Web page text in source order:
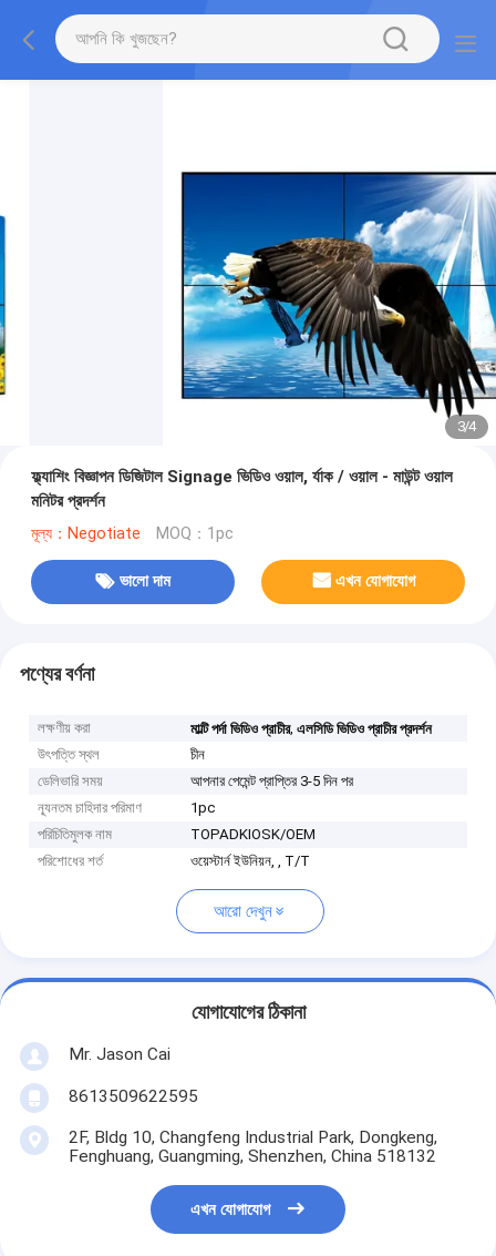
3/4
ফ্ল্যাশিং বিজ্ঞাপন ডিজিটাল Signage ভিডিও ওয়াল, র্যাক / ওয়াল - মাউন্ট ওয়াল
মনিটর প্রদর্শন
মূল্য：Negotiate MOQ：1pc
ভালো দাম এখন যোগাযোগ
পণ্যের বর্ণনা
লক্ষণীয় করা মাল্টি পর্দা ভিডিও প্রাচীর,এলসিডি ভিডিও প্রাচীর প্রদর্শন
উৎপত্তি স্থল
চীন
ডেলিভারি সময়
আপনার পেমেন্ট প্রাপ্তির 3-5 দিন পর
ন্যূনতম চাহিদার পরিমাণ
1pc
পরিচিতিমুলক নাম
TOPADKIOSK/OEM
পরিশোধের শর্ত
ওয়েস্টার্ন ইউনিয়ন, , T/T
আরো দেখুন
যোগাযোগের ঠিকানা
Mr. Jason Cai
8613509622595
2F, Bldg 10, Changfeng Industrial Park, Dongkeng,
Fenghuang, Guangming, Shenzhen, China 518132
এখন যোগাযোগ